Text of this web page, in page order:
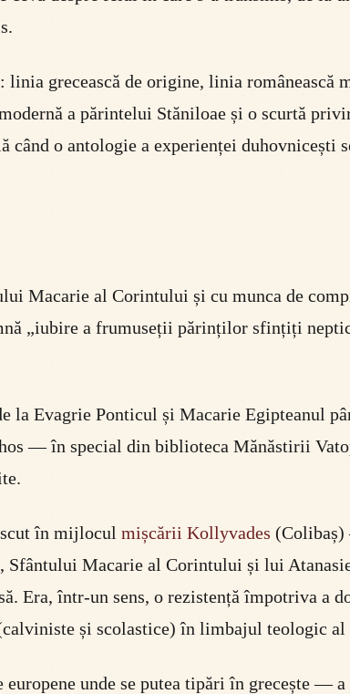
grecească de origine, linia românească
a părintelui Stăniloae și o scurtă
o antologie a experienței duhovnicești
Macarie al Corintului și cu munca de
„iubire a frumuseții părinților sfințiți
la Evagrie Ponticul și Macarie Egipteanul
— în special din biblioteca Mănăstirii
în mijlocul mișcării Kollyvades (Colibaș)
Macarie al Corintului și lui Atanasie
Era, într-un sens, o rezistență împotriva a
și scolastice) în limbajul teologic
unde se putea tipări în grecește —